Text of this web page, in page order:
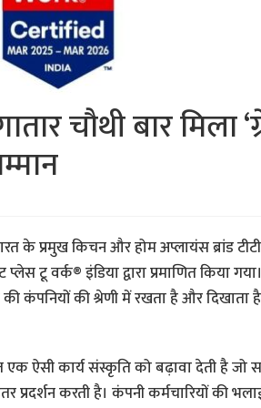
चौथी बार मिला
के प्रमुख किचन और होम अप्लायंस ब्रांड
टू वर्क® इंडिया द्वारा प्रमाणित किया
कंपनियों की श्रेणी में रखता है और दिखाता
एक ऐसी कार्य संस्कृति को बढ़ावा देती है जो
करती है। कंपनी कर्मचारियों की